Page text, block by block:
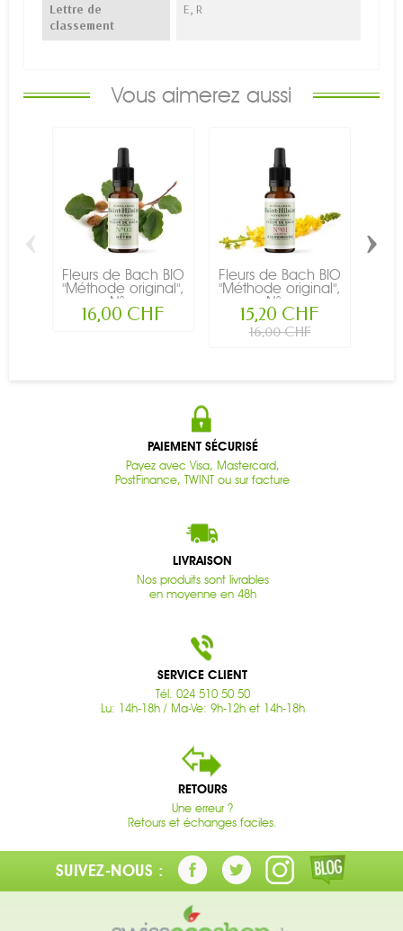
Lettre de
classement
E, R
Vous aimerez aussi
Fleurs de Bach BIO
"Méthode original",
N°...
16,00 CHF
Fleurs de Bach BIO
"Méthode original",
N°...
15,20 CHF
16,00 CHF
‹ ›
PAIEMENT SÉCURISÉ
Payez avec Visa, Mastercard,
PostFinance, TWINT ou sur facture
LIVRAISON
Nos produits sont livrables
en moyenne en 48h
SERVICE CLIENT
Tél. 024 510 50 50
Lu: 14h-18h / Ma-Ve: 9h-12h et 14h-18h
RETOURS
Une erreur ?
Retours et échanges faciles.
SUIVEZ-NOUS :